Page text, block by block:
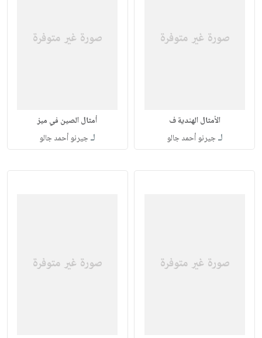
الأمثال الهندية ف
لـجيرنو أحمد جالو
أمثال الصين في ميز
لـجيرنو أحمد جالو